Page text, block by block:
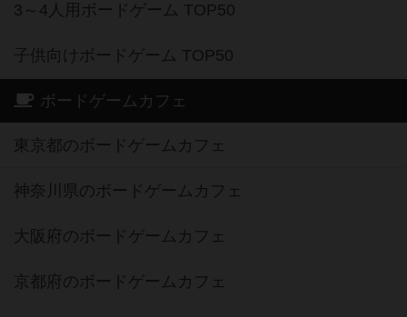
3～4人用ボードゲーム TOP50
子供向けボードゲーム TOP50
ボードゲームカフェ
東京都のボードゲームカフェ
神奈川県のボードゲームカフェ
大阪府のボードゲームカフェ
京都府のボードゲームカフェ